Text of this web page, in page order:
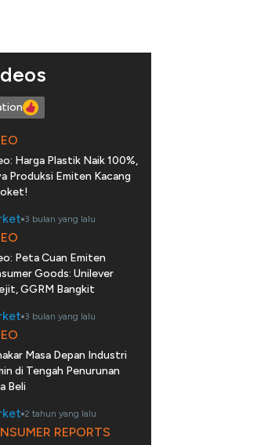
Harga Plastik Naik 100%,
Produksi Emiten Kacang
3 bulan yang lalu
Peta Cuan Emiten
Goods: Unilever
GGRM Bangkit
3 bulan yang lalu
Masa Depan Industri
di Tengah Penurunan
Beli
2 tahun yang lalu
REPORTS